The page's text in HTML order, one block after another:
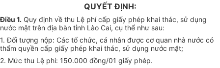
QUYẾT ĐỊNH:
Điều 1. Quy định về thu Lệ phí cấp giấy phép khai thác, sử dụng
nước mặt trên địa bàn tỉnh Lào Cai, cụ thể như sau:
1. Đối tượng nộp: Các tổ chức, cá nhân được cơ quan nhà nước có
thẩm quyền cấp giấy phép khai thác, sử dụng nước mặt;
2. Mức thu Lệ phí: 150.000 đồng/01 giấy phép.